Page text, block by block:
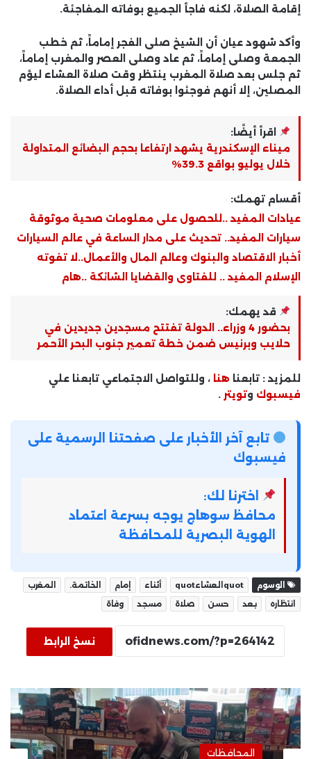
إقامة الصلاة، لكنه فاجأ الجميع بوفاته المفاجئة.
وأكد شهود عيان أن الشيخ صلى الفجر إماماً، ثم خطب
الجمعة وصلى إماماً، ثم عاد وصلى العصر والمغرب إماماً،
ثم جلس بعد صلاة المغرب ينتظر وقت صلاة العشاء ليؤم
المصلين، إلا أنهم فوجئوا بوفاته قبل أداء الصلاة.
اقرأ أيضًا:
ميناء الإسكندرية يشهد ارتفاعا بحجم البضائع المتداولة
خلال يوليو بواقع 39.3%
أقسام تهمك:
عيادات المفيد ..للحصول على معلومات صحية موثوقة
سيارات المفيد.. تحديث على مدار الساعة في عالم السيارات
أخبار الاقتصاد والبنوك وعالم المال والأعمال..لا تفوته
الإسلام المفيد .. للفتاوى والقضايا الشائكة ..هام
قد يهمك:
بحضور 4 وزراء.. الدولة تفتتح مسجدين جديدين في
حلايب وبرنيس ضمن خطة تعمير جنوب البحر الأحمر
للمزيد : تابعنا هنا ، وللتواصل الاجتماعي تابعنا علي
فيسبوك وتويتر .
تابع آخر الأخبار على صفحتنا الرسمية على
فيسبوك
اخترنا لك:
محافظ سوهاج يوجه بسرعة اعتماد
الهوية البصرية للمحافظة
الوسوم quotالعشاءquot أثناء إمام الخاتمة.
المغرب
انتظاره
بعد حسن صلاة مسجد وفاة
نسخ الرابط
المحافظات